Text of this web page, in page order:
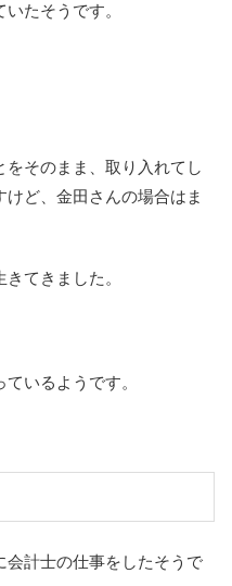
たそうです。
そのまま、取り入れてし
ど、金田さんの場合はま
てきました。
いるようです。
会計士の仕事をしたそうで